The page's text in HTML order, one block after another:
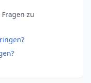
zu